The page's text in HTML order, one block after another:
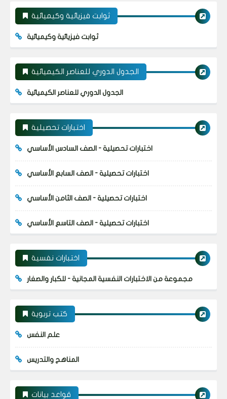
ثوابت فيزيائية وكيميائية
ثوابت فيزيائية وكيميائية
الجدول الدوري للعناصر الكيميائية
الجدول الدوري للعناصر الكيميائية
اختبارات تحصيلية
اختبارات تحصيلية - الصف السادس الأساسي
اختبارات تحصيلية - الصف السابع الأساسي
اختبارات تحصيلية - الصف الثامن الأساسي
اختبارات تحصيلية - الصف التاسع الأساسي
اختبارات نفسية
مجموعة من الاختبارات النفسية المجانية - للكبار والصغار
كتب تربوية
علم النفس
المناهج والتدريس
قواعد بيانات